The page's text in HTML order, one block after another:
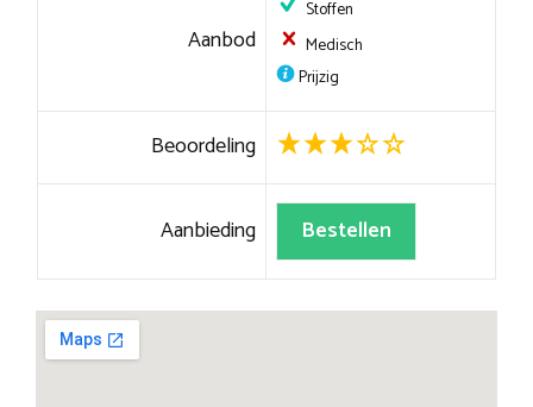
Aanbod
Stoffen
Medisch
Prijzig
Beoordeling
Aanbieding Bestellen